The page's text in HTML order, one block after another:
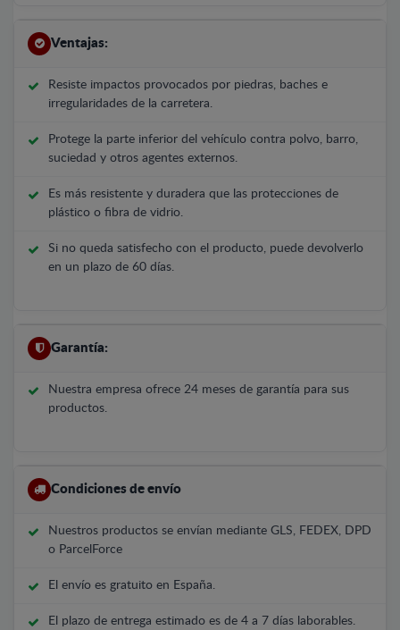
Ventajas:
Resiste impactos provocados por piedras, baches e
irregularidades de la carretera.
Protege la parte inferior del vehículo contra polvo, barro,
suciedad y otros agentes externos.
Es más resistente y duradera que las protecciones de
plástico o fibra de vidrio.
Si no queda satisfecho con el producto, puede devolverlo
en un plazo de 60 días.
Garantía:
Nuestra empresa ofrece 24 meses de garantía para sus
productos.
Condiciones de envío
Nuestros productos se envían mediante GLS, FEDEX, DPD
o ParcelForce
El envío es gratuito en España.
El plazo de entrega estimado es de 4 a 7 días laborables.